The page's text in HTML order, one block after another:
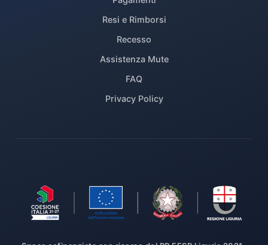
Resi e Rimborsi
Recesso
Assistenza Mute
FAQ
Privacy Policy